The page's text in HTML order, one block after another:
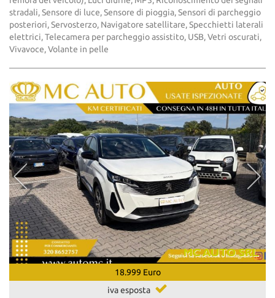
stradali, Sensore di luce, Sensore di pioggia, Sensori di parcheggio
posteriori, Servosterzo, Navigatore satellitare, Specchietti laterali
elettrici, Telecamera per parcheggio assistito, USB, Vetri oscurati,
Vivavoce, Volante in pelle
18.999 Euro
iva esposta